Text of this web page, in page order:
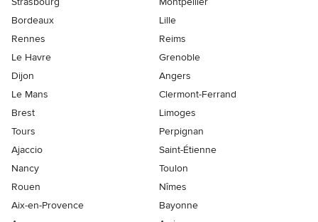
Bordeaux
Lille
Rennes
Reims
Le Havre
Grenoble
Dijon
Angers
Le Mans
Clermont-Ferrand
Brest
Limoges
Tours
Perpignan
Ajaccio
Saint-Étienne
Nancy
Toulon
Rouen
Nîmes
Aix-en-Provence
Bayonne